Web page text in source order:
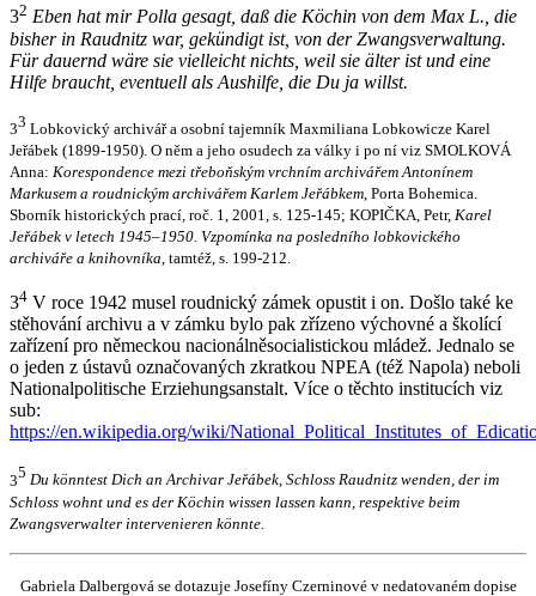
32 Eben hat mir Polla gesagt, daß die Köchin von dem Max L., die
bisher in Raudnitz war, gekündigt ist, von der Zwangsverwaltung.
Für dauernd wäre sie vielleicht nichts, weil sie älter ist und eine
Hilfe braucht, eventuell als Aushilfe, die Du ja willst.
33 Lobkovický archivář a osobní tajemník Maxmiliana Lobkowicze Karel
Jeřábek (1899-1950). O něm a jeho osudech za války i po ní viz SMOLKOVÁ
Anna: Korespondence mezi třeboňským vrchním archivářem Antonínem
Markusem a roudnickým archivářem Karlem Jeřábkem, Porta Bohemica.
Sborník historických prací, roč. 1, 2001, s. 125-145; KOPIČKA, Petr, Karel
Jeřábek v letech 1945–1950. Vzpomínka na posledního lobkovického
archiváře a knihovníka, tamtéž, s. 199-212.
34 V roce 1942 musel roudnický zámek opustit i on. Došlo také ke
stěhování archivu a v zámku bylo pak zřízeno výchovné a školící
zařízení pro německou nacionálněsocialistickou mládež. Jednalo se
o jeden z ústavů označovaných zkratkou NPEA (též Napola) neboli
Nationalpolitische Erziehungsanstalt. Více o těchto institucích viz
sub:
https://en.wikipedia.org/wiki/
35 Du könntest Dich an Archivar Jeřábek, Schloss Raudnitz wenden, der im
Schloss wohnt und es der Köchin wissen lassen kann, respektive beim
Zwangsverwalter intervenieren könnte.
Gabriela Dalbergová se dotazuje Josefíny Czerninové v nedatovaném dopise